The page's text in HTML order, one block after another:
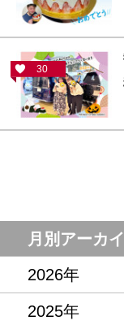
30
月別アーカ
2026年
2025年